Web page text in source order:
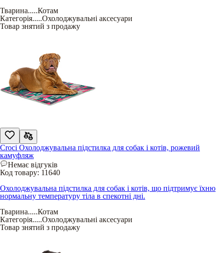
Тварина.....Котам
Категорія.....Охолоджувальні аксесуари
Товар знятий з продажу
Croci Охолоджувальна підстилка для собак і котів, рожевий
камуфляж
Немає відгуків
Код товару: 11640
Охолоджувальна підстилка для собак і котів, що підтримує їхню
нормальну температуру тіла в спекотні дні.
Тварина.....Котам
Категорія.....Охолоджувальні аксесуари
Товар знятий з продажу